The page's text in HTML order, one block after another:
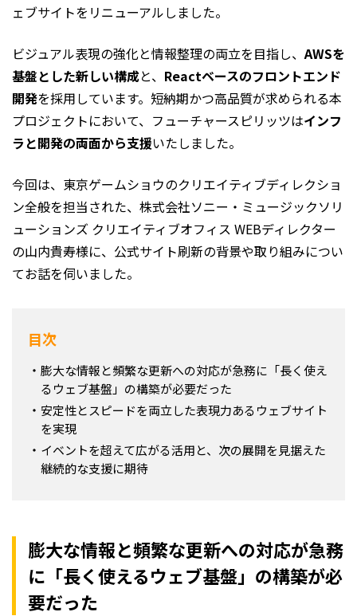
ェブサイトをリニューアルしました。
ビジュアル表現の強化と情報整理の両立を目指し、AWSを
基盤とした新しい構成と、 Reactベースのフロントエンド
開発を採用しています。短納期かつ高品質が求められる本
プロジェクトにおいて、フューチャースピリッツはインフ
ラと開発の両面から支援いたしました。
今回は、東京ゲームショウのクリエイティブディレクショ
ン全般を担当された、株式会社ソニー・ミュージックソリ
ューションズ クリエイティブオフィス WEBディレクター
の山内貴寿様に、公式サイト刷新の背景や取り組みについ
てお話を伺いました。
目次
膨大な情報と頻繁な更新への対応が急務に「長く使え
るウェブ基盤」の構築が必要だった
安定性とスピードを両立した表現力あるウェブサイト
を実現
イベントを超えて広がる活用と、次の展開を見据えた
継続的な支援に期待
膨大な情報と頻繁な更新への対応が急務
に「長く使えるウェブ基盤」の構築が必
要だった